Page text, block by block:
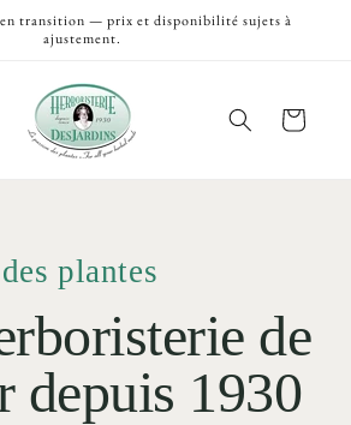
transition — prix et disponibilité sujets à
ajustement.
Panier
plantes
de
depuis 1930